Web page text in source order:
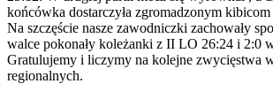
końcówka dostarczyła zgromadzonym
Na szczęście nasze zawodniczki zachowały
walce pokonały koleżanki z II LO 26:24 i 2:0
Gratulujemy i liczymy na kolejne zwycięstwa
regionalnych.